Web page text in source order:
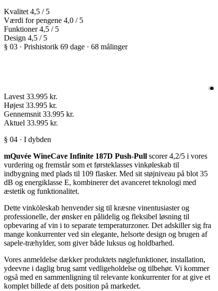
Kvalitet 4,5 / 5
Værdi for pengene 4,0 / 5
Funktioner 4,5 / 5
Design 4,5 / 5
§ 03 · Prishistorik 69 dage · 68 målinger
Lavest 33.995 kr.
Højest 33.995 kr.
Gennemsnit 33.995 kr.
Aktuel 33.995 kr.
§ 04 · I dybden
mQuvée WineCave Infinite 187D Push-Pull scorer 4,2/5 i vores
vurdering og fremstår som et førsteklasses vinkøleskab til
indbygning med plads til 109 flasker. Med sit støjniveau på blot 35
dB og energiklasse E, kombinerer det avanceret teknologi med
æstetik og funktionalitet.
Dette vinköleskab henvender sig til kræsne vinentusiaster og
professionelle, der ønsker en pålidelig og fleksibel løsning til
opbevaring af vin i to separate temperaturzoner. Det adskiller sig fra
mange konkurrenter ved sin elegante, helsorte design og brugen af
sapele-træhylder, som giver både luksus og holdbarhed.
Vores anmeldelse dækker produktets nøglefunktioner, installation,
ydeevne i daglig brug samt vedligeholdelse og tilbehør. Vi kommer
også med en sammenligning til relevante konkurrenter for at give et
komplet billede af dets position på markedet.